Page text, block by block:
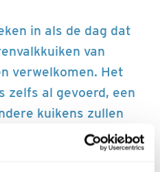
in als de dag dat
van
verwelkomen. Het
zelfs al gevoerd, een
kuikens zullen
aandienen.